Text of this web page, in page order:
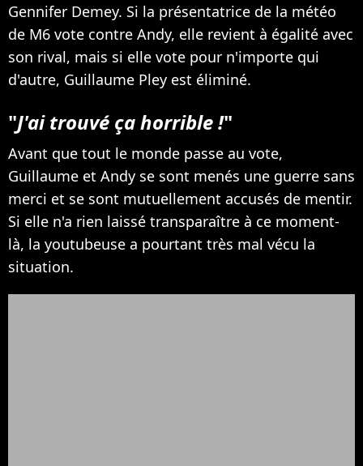
Gennifer Demey. Si la présentatrice de la météo
de M6 vote contre Andy, elle revient à égalité avec
son rival, mais si elle vote pour n'importe qui
d'autre, Guillaume Pley est éliminé.
"J'ai trouvé ça horrible !"
Avant que tout le monde passe au vote,
Guillaume et Andy se sont menés une guerre sans
merci et se sont mutuellement accusés de mentir.
Si elle n'a rien laissé transparaître à ce moment-
là, la youtubeuse a pourtant très mal vécu la
situation.